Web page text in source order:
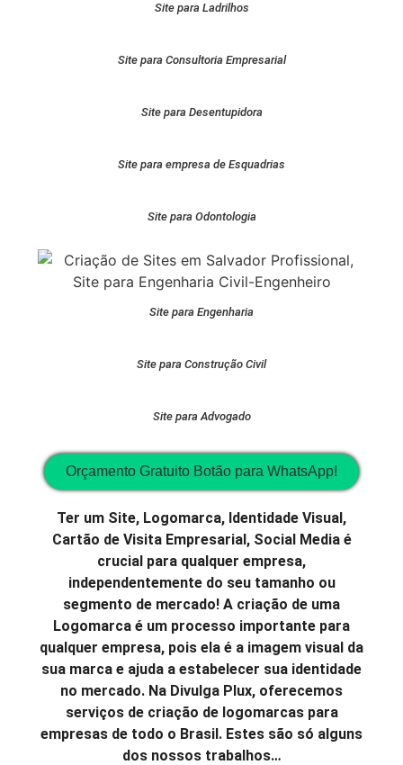
Site para Ladrilhos
Site para Consultoria Empresarial
Site para Desentupidora
Site para empresa de Esquadrias
Site para Odontologia
Site para Engenharia
Site para Construção Civil
Site para Advogado
Orçamento Gratuito Botão para WhatsApp!
Ter um Site, Logomarca, Identidade Visual,
Cartão de Visita Empresarial, Social Media é
crucial para qualquer empresa,
independentemente do seu tamanho ou
segmento de mercado! A criação de uma
Logomarca é um processo importante para
qualquer empresa, pois ela é a imagem visual da
sua marca e ajuda a estabelecer sua identidade
no mercado. Na Divulga Plux, oferecemos
serviços de criação de logomarcas para
empresas de todo o Brasil. Estes são só alguns
dos nossos trabalhos…